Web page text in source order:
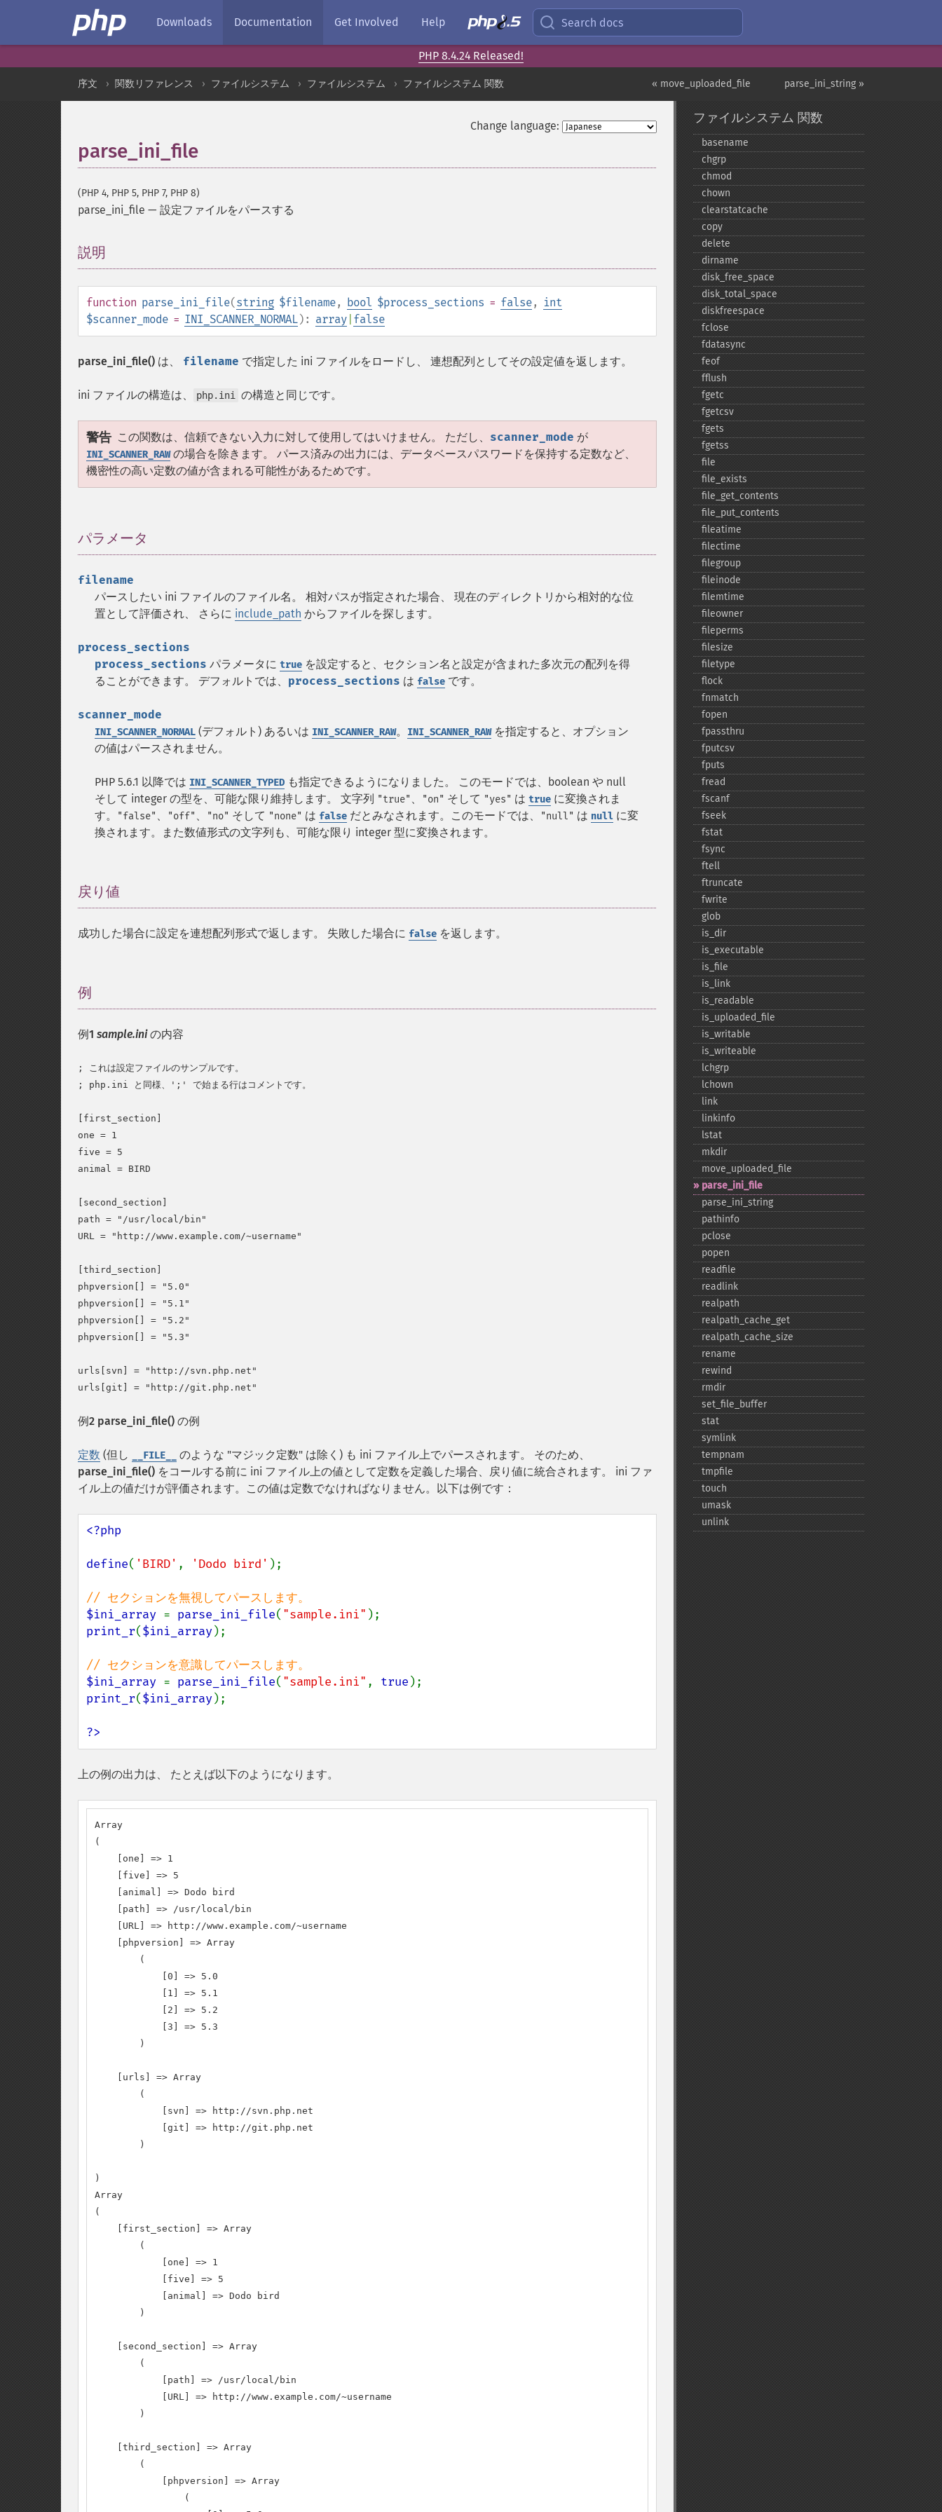
Downloads Documentation Get Involved Help Search docs
PHP 8.4.24 Released!
parse_ini_string »
« move_uploaded_file
序文 関数リファレンス ファイルシステム ファイルシステム ファイルシステム 関数
Change language:
parse_ini_file
(PHP 4, PHP 5, PHP 7, PHP 8)
parse_ini_file — 設定ファイルをパースする
説明
function parse_ini_file(string $filename, bool $process_sections = false,
int
$scanner_mode = INI_SCANNER_NORMAL): array false
parse_ini_file() は、 filename で指定した ini ファイルをロードし、 連想配列としてその設定値を返します。
ini ファイルの構造は、 php.ini の構造と同じです。
警告 この関数は、信頼できない入力に対して使用してはいけません。 ただし、 scanner_mode が
INI_SCANNER_RAWの場合を除きます。 パース済みの出力には、データベースパスワードを保持する定数など、
機密性の高い定数の値が含まれる可能性があるためです。
パラメータ
filename
パースしたい ini ファイルのファイル名。 相対パスが指定された場合、 現在のディレクトリから相対的な位
置として評価され、 さらに include_path からファイルを探します。
process_sections
process_sections パラメータに true を設定すると、セクション名と設定が含まれた多次元の配列を得
ることができます。 デフォルトでは、 process_sections は false です。
scanner_mode
INI_SCANNER_NORMAL (デフォルト) あるいは INI_SCANNER_RAW。 INI_SCANNER_RAWを指定すると、オプション
の値はパースされません。
PHP 5.6.1 以降では INI_SCANNER_TYPED も指定できるようになりました。 このモードでは、boolean や null
そして integer の型を、可能な限り維持します。 文字列 "true" 、 "on" そして "yes" は true に変換されま
す。
"false" 、 "off" 、 "no" そして "none" は false だとみなされます。このモードでは、 "null" は null に変
換されます。また数値形式の文字列も、可能な限り integer 型に変換されます。
戻り値
成功した場合に設定を連想配列形式で返します。 失敗した場合に false を返します。
例
例1 sample.iniの内容
; これは設定ファイルのサンプルです。
; php.ini と同様、';' で始まる行はコメントです。
[first_section]
one = 1
five = 5
animal = BIRD
[second_section]
path = "/usr/local/bin"
URL = "http://www.example.com/~username"
[third_section]
phpversion[] = "5.0"
phpversion[] = "5.1"
phpversion[] = "5.2"
phpversion[] = "5.3"
urls[svn] = "http://svn.php.net"
例2 parse_ini_file() の例
定数 (但し __FILE__
のような "マジック定数" は除く) も ini ファイル上でパースされます。 そのため、
parse_ini_file() をコールする前に ini ファイル上の値として定数を定義した場合、戻り値に統合されます。 ini ファ
イル上の値だけが評価されます。この値は定数でなければなりません。以下は例です：
<?php
define( 'BIRD' , 'Dodo bird' );
$ini_array = parse_ini_file( "sample.ini"
print_r($ini_array);
$ini_array = parse_ini_file( "sample.ini" , true
print_r($ini_array);
?>
上の例の出力は、 たとえば以下のようになります。
Array
(
    [one] => 1
    [five] => 5
    [animal] => Dodo bird
    [path] => /usr/local/bin
    [URL] => http://www.example.com/~username
    [phpversion] => Array
        (
            [0] => 5.0
            [1] => 5.1
            [2] => 5.2
            [3] => 5.3
        )
    [urls] => Array
        (
            [svn] => http://svn.php.net
            [git] => http://git.php.net
        )
)
Array
(
    [first_section] => Array
        (
            [one] => 1
            [five] => 5
            [animal] => Dodo bird
        )
    [second_section] => Array
        (
            [path] => /usr/local/bin
            [URL] => http://www.example.com/~username
        )
    [third_section] => Array
        (
            [phpversion] => Array
                (
ファイルシステム 関数
basename
chgrp
chmod
chown
clearstatcache
copy
delete
dirname
disk_​free_​space
disk_​total_​space
diskfreespace
fclose
fdatasync
feof
fflush
fgetc
fgetcsv
fgets
fgetss
file
file_​exists
file_​get_​contents
file_​put_​contents
fileatime
filectime
filegroup
fileinode
filemtime
fileowner
fileperms
filesize
filetype
flock
fnmatch
fopen
fpassthru
fputcsv
fputs
fread
fscanf
fseek
fstat
fsync
ftell
ftruncate
fwrite
glob
is_​dir
is_​executable
is_​file
is_​link
is_​readable
is_​uploaded_​file
is_​writable
is_​writeable
lchgrp
lchown
link
linkinfo
lstat
mkdir
move_​uploaded_​file
parse_​ini_​file
parse_​ini_​string
pathinfo
pclose
popen
readfile
readlink
realpath
realpath_​cache_​get
realpath_​cache_​size
rename
rewind
rmdir
set_​file_​buffer
stat
symlink
tempnam
tmpfile
touch
umask
unlink